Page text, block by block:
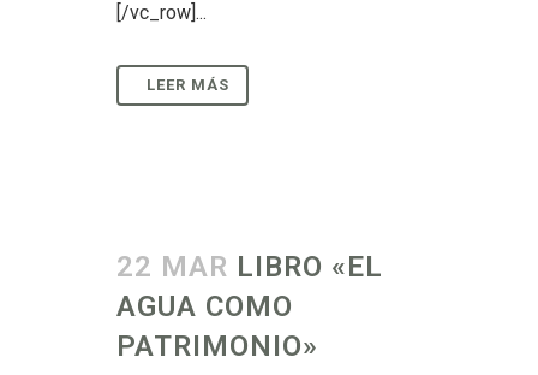
[/vc_row]...
22 MAR LIBRO «EL
AGUA COMO
PATRIMONIO»